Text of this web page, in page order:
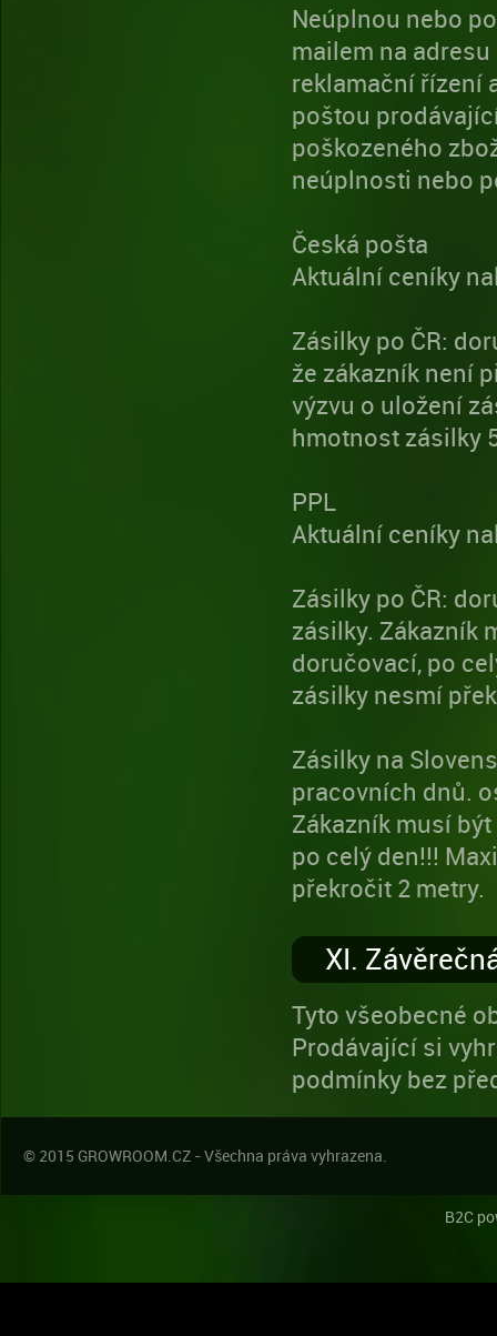
Neúplnou nebo
mailem na
reklamační řízení
poštou
poškozeného
neúplnosti nebo
Česká pošta
Aktuální ceníky
Zásilky po ČR:
že zákazník není
výzvu o uložení
hmotnost zásilky
PPL
Aktuální ceníky
Zásilky po ČR:
zásilky. Zákazník
doručovací, po
zásilky nesmí
Zásilky na
pracovních dnů.
Zákazník musí
po celý den!!!
překročit 2 metry.
XI.
Tyto všeobecné
Prodávající si
podmínky bez
© 2015 GROWROOM.CZ - Všechna práva vyhrazena.
B2C